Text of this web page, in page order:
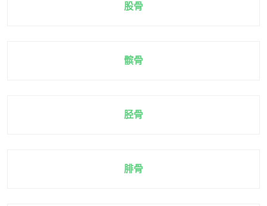
股骨
髌骨
胫骨
腓骨